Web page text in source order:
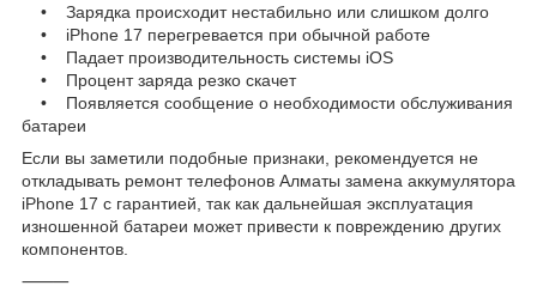
• Зарядка происходит нестабильно или слишком долго
• iPhone 17 перегревается при обычной работе
• Падает производительность системы iOS
• Процент заряда резко скачет
• Появляется сообщение о необходимости обслуживания
батареи
Если вы заметили подобные признаки, рекомендуется не
откладывать ремонт телефонов Алматы замена аккумулятора
iPhone 17 с гарантией, так как дальнейшая эксплуатация
изношенной батареи может привести к повреждению других
компонентов.
⸻